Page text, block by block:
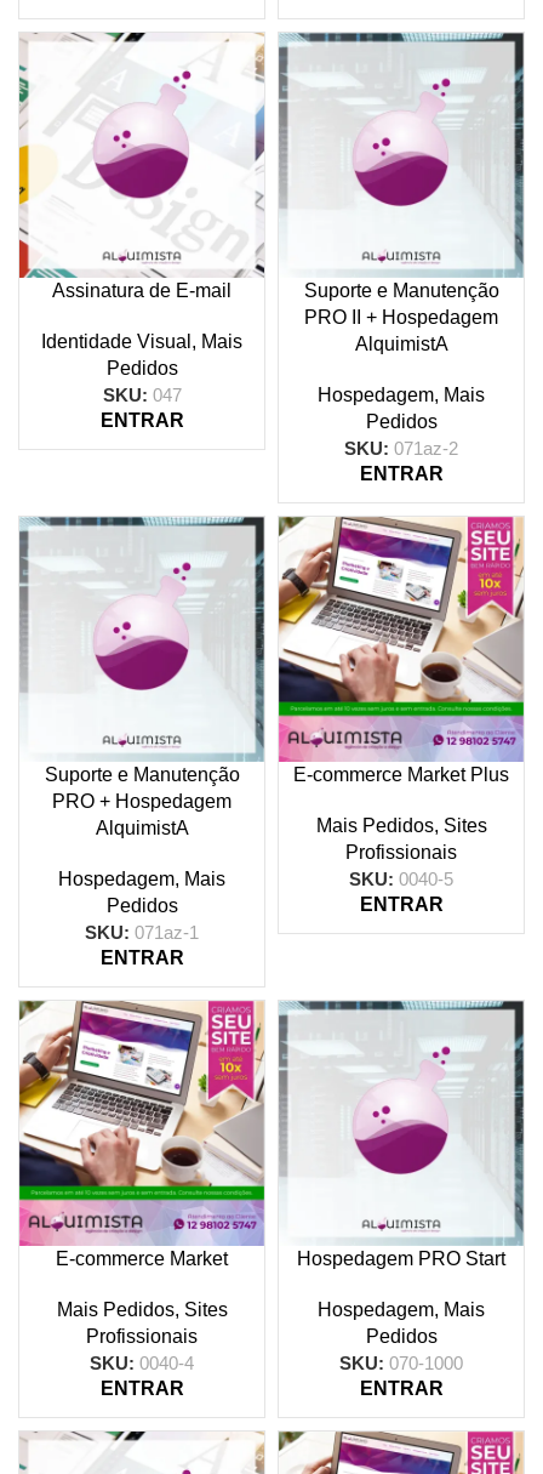
Assinatura de E-mail
Identidade Visual , Mais
Pedidos
SKU: 047
ENTRAR
Suporte e Manutenção
PRO II + Hospedagem
AlquimistA
Hospedagem, Mais
Pedidos
SKU: 071az-2
ENTRAR
Suporte e Manutenção
PRO + Hospedagem
AlquimistA
Hospedagem, Mais
Pedidos
SKU: 071az-1
ENTRAR
E-commerce Market Plus
Mais Pedidos, Sites
Profissionais
SKU: 0040-5
ENTRAR
E-commerce Market
Mais Pedidos, Sites
Profissionais
SKU: 0040-4
ENTRAR
Hospedagem PRO Start
Hospedagem, Mais
Pedidos
SKU: 070-1000
ENTRAR